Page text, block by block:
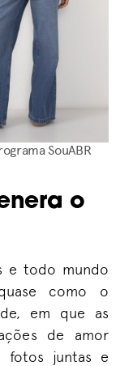
SouABR
o
e todo mundo
como o
em que as
de amor
fotos juntas e